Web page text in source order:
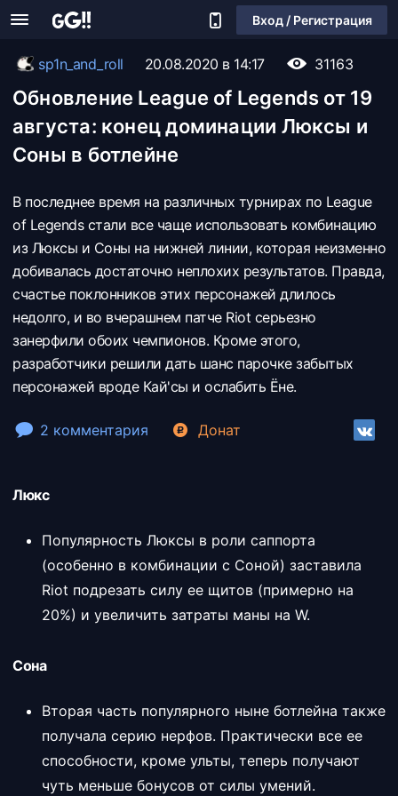
Вход / Регистрация
sp1n_and_roll 20.08.2020 в 14:17 31163
Обновление League of Legends от 19
августа: конец доминации Люксы и
Соны в ботлейне
В последнее время на различных турнирах по League
of Legends стали все чаще использовать комбинацию
из Люксы и Соны на нижней линии, которая неизменно
добивалась достаточно неплохих результатов. Правда,
счастье поклонников этих персонажей длилось
недолго, и во вчерашнем патче Riot серьезно
занерфили обоих чемпионов. Кроме этого,
разработчики решили дать шанс парочке забытых
персонажей вроде Кай'сы и ослабить Ёне.
2 комментария Донат
Люкс
Популярность Люксы в роли саппорта
(особенно в комбинации с Соной) заставила
Riot подрезать силу ее щитов (примерно на
20%) и увеличить затраты маны на W.
Сона
Вторая часть популярного ныне ботлейна также
получала серию нерфов. Практически все ее
способности, кроме ульты, теперь получают
чуть меньше бонусов от силы умений.